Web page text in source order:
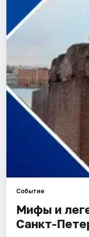
Города
Артисты
Рейтинги
Событие
Мифы и
Санкт-